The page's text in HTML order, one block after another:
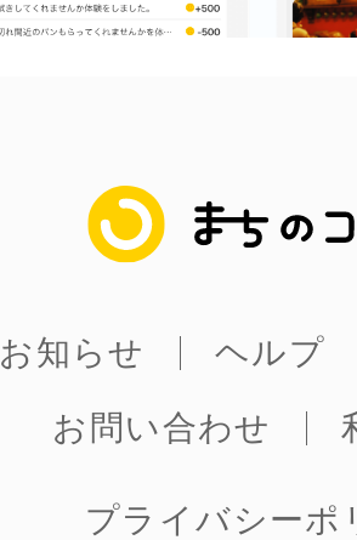
まちのコイン
お知らせ
ヘルプ
お問い合わせ
プライバシーポ